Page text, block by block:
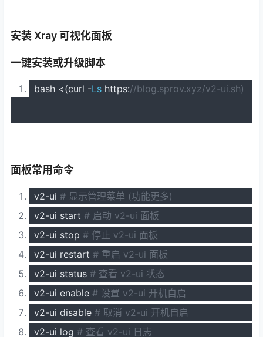
安装 Xray 可视化面板
一键安装或升级脚本
bash <(curl -Ls https://blog.sprov.xyz/v2-ui.sh)
面板常用命令
v2-ui # 显示管理菜单 (功能更多)
v2-ui start # 启动 v2-ui 面板
v2-ui stop # 停止 v2-ui 面板
v2-ui restart # 重启 v2-ui 面板
v2-ui status # 查看 v2-ui 状态
v2-ui enable # 设置 v2-ui 开机自启
v2-ui disable # 取消 v2-ui 开机自启
v2-ui log # 查看 v2-ui 日志